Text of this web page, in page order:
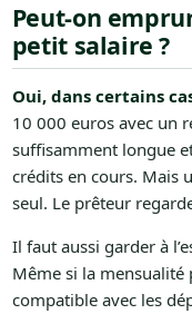
Peut-on
petit salaire ?
Oui, dans certains
10 000 euros avec un
suffisamment longue
crédits en cours. Mais
seul. Le prêteur
Il faut aussi garder à
Même si la
compatible avec les